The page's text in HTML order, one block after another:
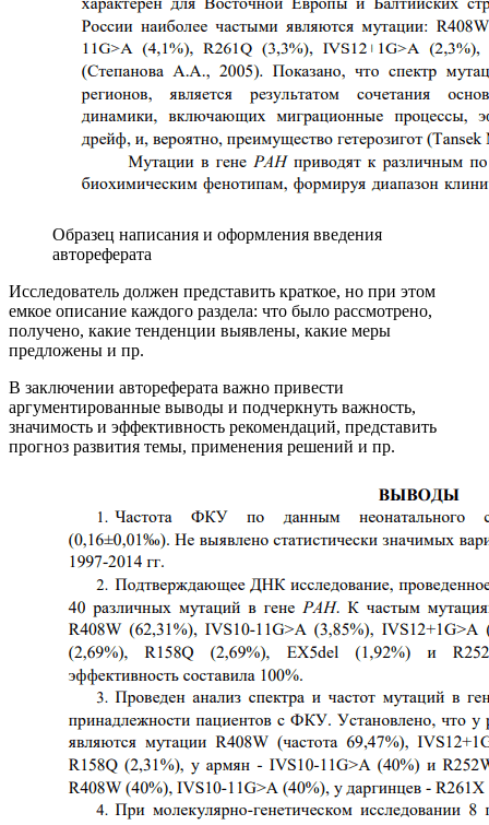
Образец написания и оформления введения
автореферата
Исследователь должен представить краткое, но при этом
емкое описание каждого раздела: что было рассмотрено,
получено, какие тенденции выявлены, какие меры
предложены и пр.
В заключении автореферата важно привести
аргументированные выводы и подчеркнуть важность,
значимость и эффективность рекомендаций, представить
прогноз развития темы, применения решений и пр.